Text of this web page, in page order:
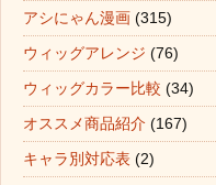
アシにゃん漫画 (315)
ウィッグアレンジ (76)
ウィッグカラー比較 (34)
オススメ商品紹介 (167)
キャラ別対応表 (2)